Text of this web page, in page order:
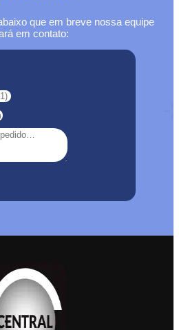
que em breve nossa equipe
em contato: